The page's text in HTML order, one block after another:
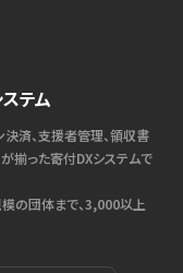
テム
決済、支援者管理、領収書
揃った寄付DXシステムで
の団体まで、3,000以上